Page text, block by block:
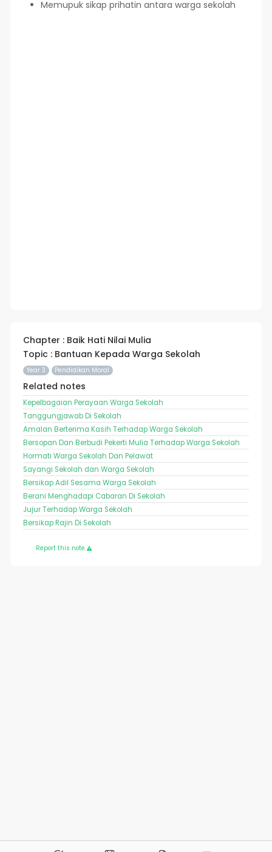
Memupuk sikap prihatin antara warga sekolah
Chapter : Baik Hati Nilai Mulia
Topic : Bantuan Kepada Warga Sekolah
Year 3 Pendidikan Moral
Related notes
Kepelbagaian Perayaan Warga Sekolah
Tanggungjawab Di Sekolah
Amalan Berterima Kasih Terhadap Warga Sekolah
Bersopan Dan Berbudi Pekerti Mulia Terhadap Warga Sekolah
Hormati Warga Sekolah Dan Pelawat
Sayangi Sekolah dan Warga Sekolah
Bersikap Adil Sesama Warga Sekolah
Berani Menghadapi Cabaran Di Sekolah
Jujur Terhadap Warga Sekolah
Bersikap Rajin Di Sekolah
Report this note